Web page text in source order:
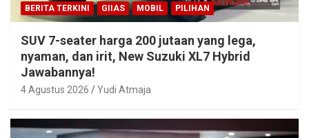
BERITA TERKINI GIIAS MOBIL PILIHAN
SUV 7-seater harga 200 jutaan yang lega,
nyaman, dan irit, New Suzuki XL7 Hybrid
Jawabannya!
4 Agustus 2026 Yudi Atmaja